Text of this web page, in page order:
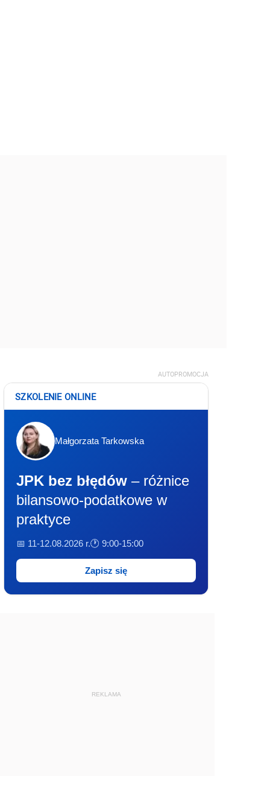
AUTOPROMOCJA
SZKOLENIE ONLINE
Małgorzata Tarkowska
JPK bez błędów – różnice
bilansowo-podatkowe w
praktyce
📅 11-12.08.2026 r.🕐 9:00-15:00
Zapisz się
REKLAMA